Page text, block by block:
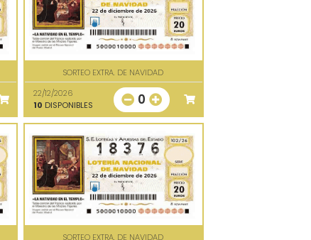
SORTEO EXTRA. DE NAVIDAD
22/12/2026
10 DISPONIBLES 0
SORTEO EXTRA. DE NAVIDAD